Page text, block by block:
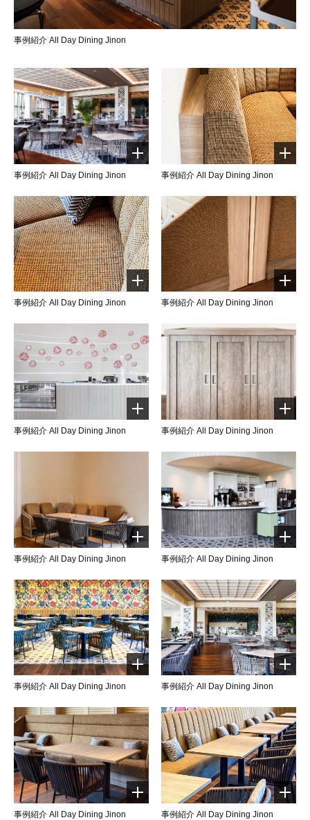
事例紹介 All Day Dining Jinon
事例紹介 All Day Dining Jinon 事例紹介 All Day Dining Jinon
事例紹介 All Day Dining Jinon 事例紹介 All Day Dining Jinon
事例紹介 All Day Dining Jinon 事例紹介 All Day Dining Jinon
事例紹介 All Day Dining Jinon 事例紹介 All Day Dining Jinon
事例紹介 All Day Dining Jinon 事例紹介 All Day Dining Jinon
事例紹介 All Day Dining Jinon 事例紹介 All Day Dining Jinon